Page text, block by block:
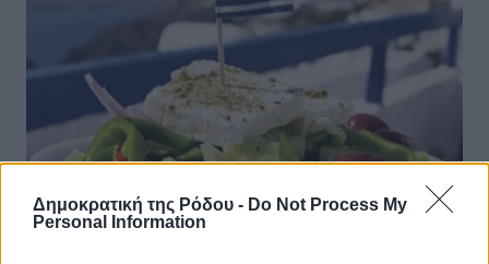
Δημοκρατική της Ρόδου - Do Not Process My
Personal Information